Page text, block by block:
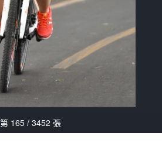
第 165 / 3452 張